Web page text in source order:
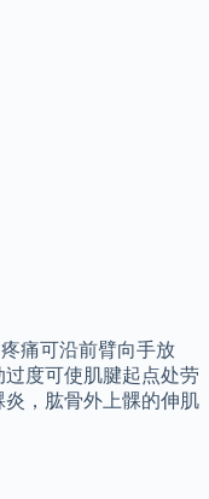
痛可沿前臂向手放
度可使肌腱起点处劳
，肱骨外上髁的伸肌